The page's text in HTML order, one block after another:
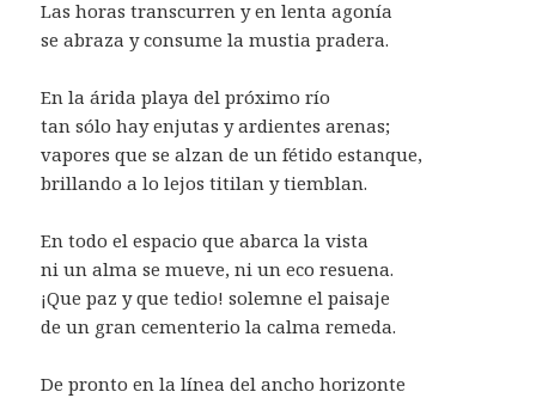
Las horas transcurren y en lenta agonía
se abraza y consume la mustia pradera.
En la árida playa del próximo río
tan sólo hay enjutas y ardientes arenas;
vapores que se alzan de un fétido estanque,
brillando a lo lejos titilan y tiemblan.
En todo el espacio que abarca la vista
ni un alma se mueve, ni un eco resuena.
¡Que paz y que tedio! solemne el paisaje
de un gran cementerio la calma remeda.
De pronto en la línea del ancho horizonte